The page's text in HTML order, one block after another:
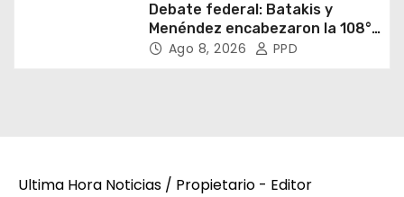
Debate federal: Batakis y
Menéndez encabezaron la 108°
Asamblea del CNV
Ago 8, 2026 PPD
Ultima Hora Noticias / Propietario - Editor